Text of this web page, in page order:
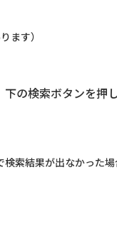
ます）
の検索ボタンを押
索結果が出なかった